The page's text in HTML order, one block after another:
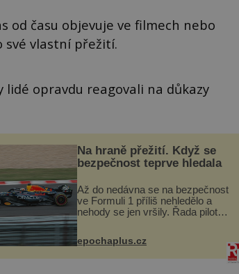
od času objevuje ve filmech nebo
své vlastní přežití.
opravdu reagovali na důkazy
Na hraně přežití. Když se
bezpečnost teprve hledala
Až do nedávna se na bezpečnost
ve Formuli 1 příliš nehledělo a
nehody se jen vršily. Řada pilotů
i ztrátou života. Dnes
nepochopiteln...
epochaplus.cz